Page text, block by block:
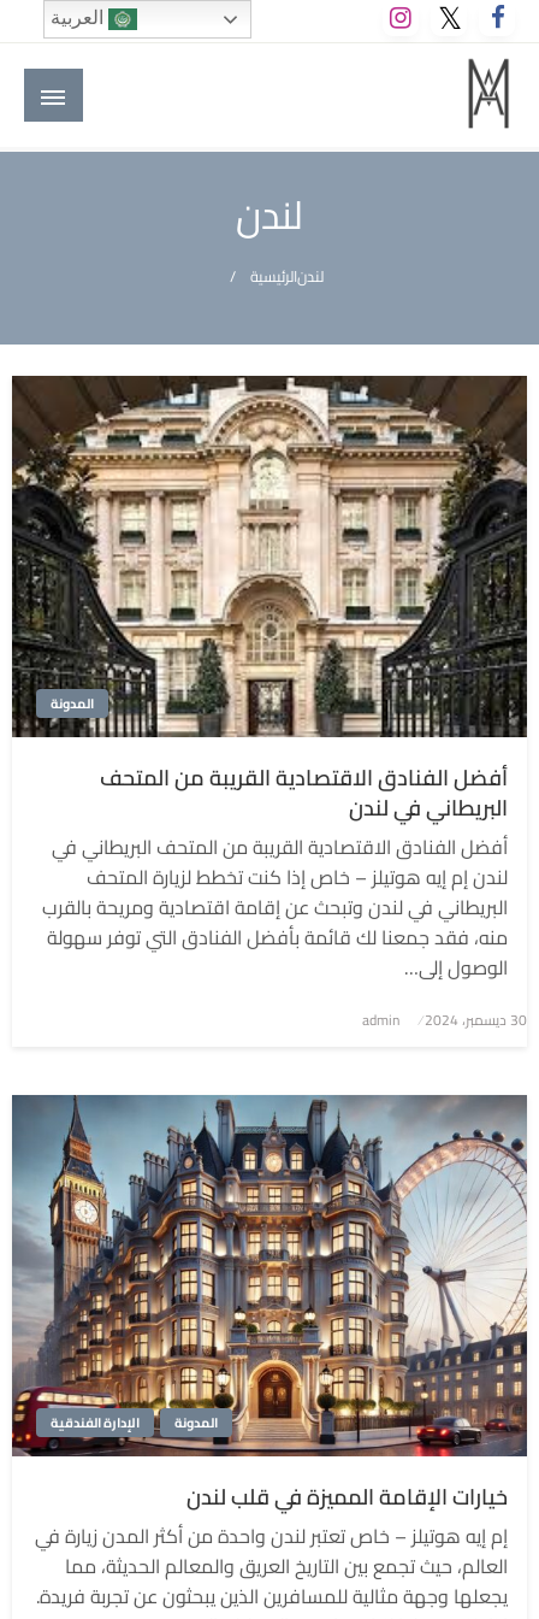
التخطي
إلى
المحتوى
M A hotels | إم ايه هوتيلز
الموقع الأول للعاملين في الفنادق في العالم العربي
لندن
الرئيسيةلندن
المدونة
أفضل الفنادق الاقتصادية القريبة من المتحف
البريطاني في لندن
أفضل الفنادق الاقتصادية القريبة من المتحف البريطاني في
لندن إم إيه هوتيلز – خاص إذا كنت تخطط لزيارة المتحف
البريطاني في لندن وتبحث عن إقامة اقتصادية ومريحة بالقرب
منه، فقد جمعنا لك قائمة بأفضل الفنادق التي توفر سهولة
الوصول إلى…
نُشر
30 ديسمبر، 2024 admin
الإدارة الفندقية المدونة
خيارات الإقامة المميزة في قلب لندن
إم إيه هوتيلز – خاص تعتبر لندن واحدة من أكثر المدن زيارة في
العالم، حيث تجمع بين التاريخ العريق والمعالم الحديثة، مما
يجعلها وجهة مثالية للمسافرين الذين يبحثون عن تجربة فريدة.
العربية